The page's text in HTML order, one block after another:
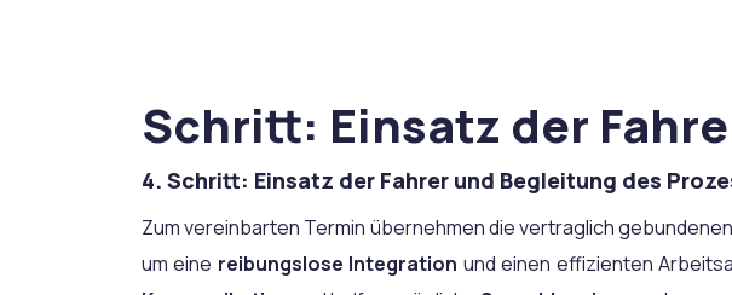
Schritt: Einsatz der
4. Schritt: Einsatz der Fahrer und Begleitung des
Zum vereinbarten Termin übernehmen die vertraglich
um eine reibungslose Integration und einen effizienten